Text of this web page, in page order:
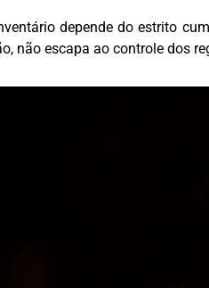
depende do estrito
não escapa ao controle dos